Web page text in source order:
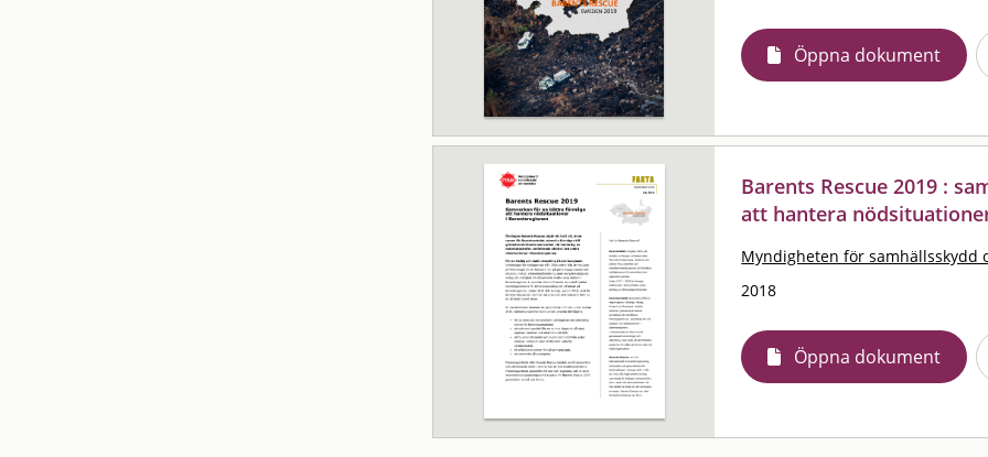
Öppna dokument
Barents Rescue 2019 :
att hantera
Myndigheten för samhällsskydd
2018
Öppna dokument